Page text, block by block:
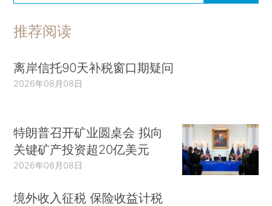
推荐阅读
离岸信托90天补税窗口期疑问
2026年08月08日
特朗普召开矿业圆桌会 拟向
关键矿产投资超20亿美元
2026年08月08日
境外收入征税 保险收益计税